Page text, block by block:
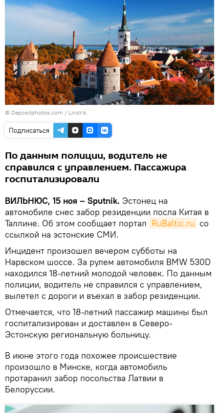
© Depositphotos.com / Lindrik
Подписаться
По данным полиции, водитель не
справился с управлением. Пассажира
госпитализировали
ВИЛЬНЮС, 15 ноя – Sputnik. Эстонец на
автомобиле снес забор резиденции посла Китая в
Таллине. Об этом сообщает портал RuBaltic.ru со
ссылкой на эстонские СМИ.
Инцидент произошел вечером субботы на
Нарвском шоссе. За рулем автомобиля BMW 530D
находился 18-летний молодой человек. По данным
полиции, водитель не справился с управлением,
вылетел с дороги и въехал в забор резиденции.
Отмечается, что 18-летний пассажир машины был
госпитализирован и доставлен в Северо-
Эстонскую региональную больницу.
В июне этого года похожее происшествие
произошло в Минске, когда автомобиль
протаранил забор посольства Латвии в
Белоруссии.